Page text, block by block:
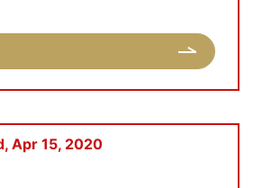
Apr 15, 2020